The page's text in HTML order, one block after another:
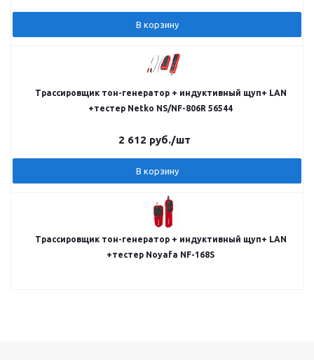
В корзину
Трассировщик тон-генератор + индуктивный щуп+ LAN
+тестер Netko NS/NF-806R 56544
2 612 руб./шт
В корзину
Трассировщик тон-генератор + индуктивный щуп+ LAN
+тестер Noyafa NF-168S